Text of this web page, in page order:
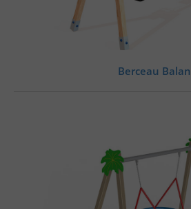
Berceau Balan